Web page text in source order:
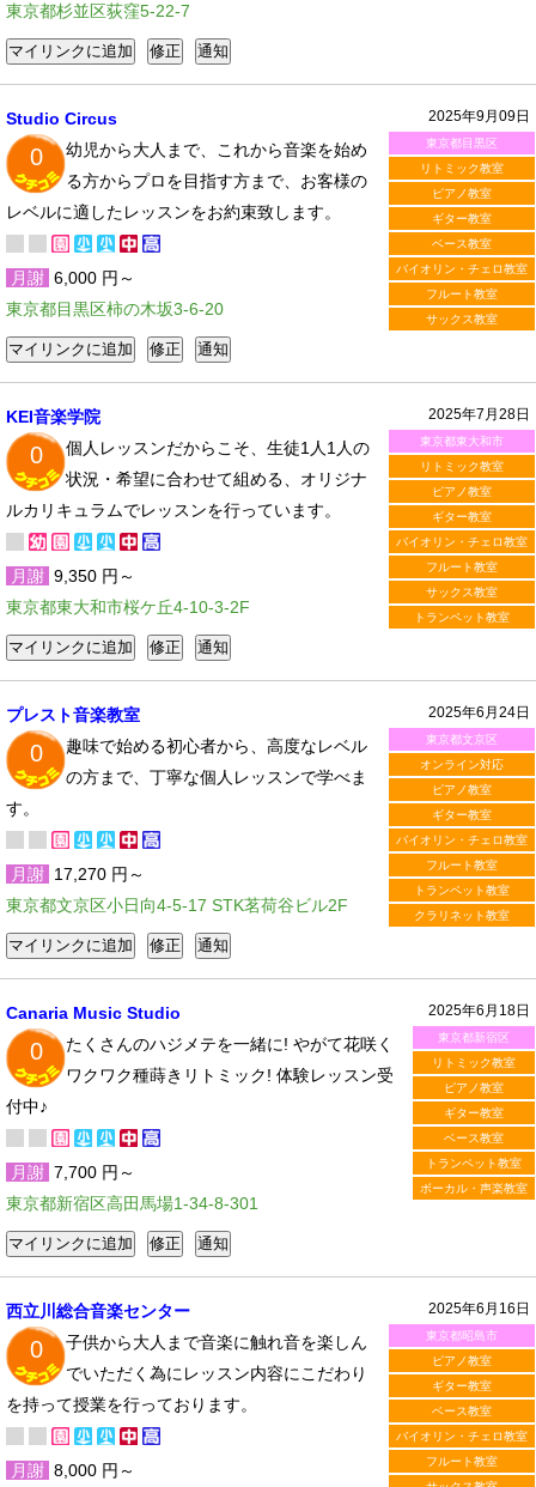
東京都杉並区荻窪5-22-7
2025年9月09日
東京都目黒区
リトミック教室
ピアノ教室
ギター教室
ベース教室
バイオリン・チェロ教室
フルート教室
サックス教室
Studio Circus
0
幼児から大人まで、これから音楽を始め
る方からプロを目指す方まで、お客様の
レベルに適したレッスンをお約束致します。
月謝 6,000 円～
東京都目黒区柿の木坂3-6-20
2025年7月28日
東京都東大和市
リトミック教室
ピアノ教室
ギター教室
バイオリン・チェロ教室
フルート教室
サックス教室
トランペット教室
KEI音楽学院
0
個人レッスンだからこそ、生徒1人1人の
状況・希望に合わせて組める、オリジナ
ルカリキュラムでレッスンを行っています。
月謝 9,350 円～
東京都東大和市桜ケ丘4-10-3-2F
2025年6月24日
東京都文京区
オンライン対応
ピアノ教室
ギター教室
バイオリン・チェロ教室
フルート教室
トランペット教室
クラリネット教室
プレスト音楽教室
0
趣味で始める初心者から、高度なレベル
の方まで、丁寧な個人レッスンで学べま
す。
月謝 17,270 円～
東京都文京区小日向4-5-17 STK茗荷谷ビル2F
2025年6月18日
東京都新宿区
リトミック教室
ピアノ教室
ギター教室
ベース教室
トランペット教室
ボーカル・声楽教室
Canaria Music Studio
0
たくさんのハジメテを一緒に! やがて花咲く
ワクワク種蒔きリトミック! 体験レッスン受
付中♪
月謝 7,700 円～
東京都新宿区高田馬場1-34-8-301
2025年6月16日
東京都昭島市
ピアノ教室
ギター教室
ベース教室
バイオリン・チェロ教室
フルート教室
西立川総合音楽センター
0
子供から大人まで音楽に触れ音を楽しん
でいただく為にレッスン内容にこだわり
を持って授業を行っております。
月謝 8,000 円～